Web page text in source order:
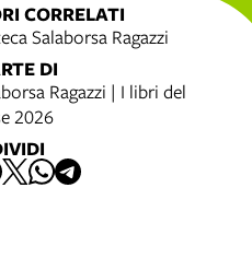
CORRELATI
Salaborsa Ragazzi
DI
Ragazzi | I libri del
2026